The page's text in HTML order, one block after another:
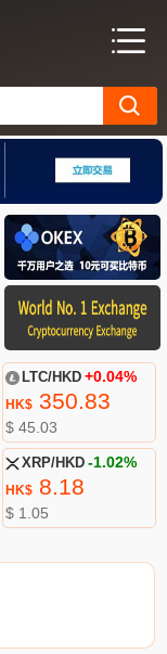
LTC/HKD +0.04%
HK$350.83
$ 45.03
XRP/HKD -1.02%
HK$8.18
$ 1.05